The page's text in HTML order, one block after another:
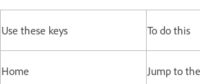
Use these keys To do this
Home Jump to